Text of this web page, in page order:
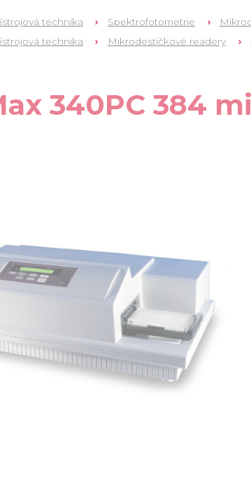
technika Spektrofotometrie
technika Mikrodestičkové readery
340PC 384